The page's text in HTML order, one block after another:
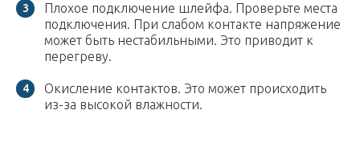
Плохое подключение шлейфа. Проверьте места
подключения. При слабом контакте напряжение
может быть нестабильными. Это приводит к
перегреву.
Окисление контактов. Это может происходить
из-за высокой влажности.